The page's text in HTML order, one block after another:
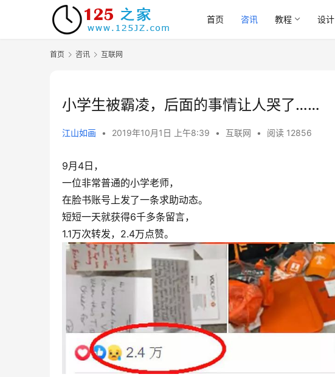
首页 咨讯 教程 设计
首页 咨讯 互联网
小学生被霸凌，后面的事情让人哭了……
江山如画 • 2019年10月1日 上午8:39 • 互联网 • 阅读 12856
9月4日，
一位非常普通的小学老师，
在脸书账号上发了一条求助动态。
短短一天就获得6千多条留言，
1.1万次转发，2.4万点赞。